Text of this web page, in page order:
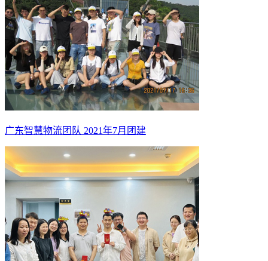
广东智慧物流团队 2021年7月团建